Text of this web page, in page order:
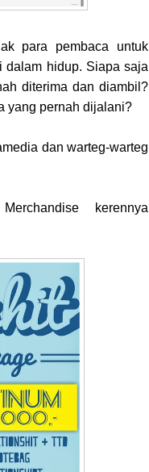
para pembaca untuk
dalam hidup. Siapa saja
diterima dan diambil?
yang pernah dijalani?
dan warteg-warteg
kerennya